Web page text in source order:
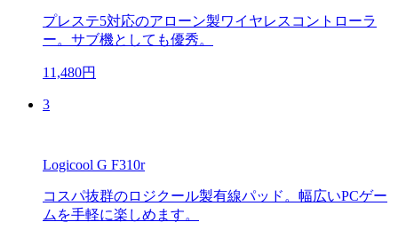
プレステ5対応のアローン製ワイヤレスコントローラ
ー。サブ機としても優秀。
11,480円
3
Logicool G F310r
コスパ抜群のロジクール製有線パッド。幅広いPCゲー
ムを手軽に楽しめます。